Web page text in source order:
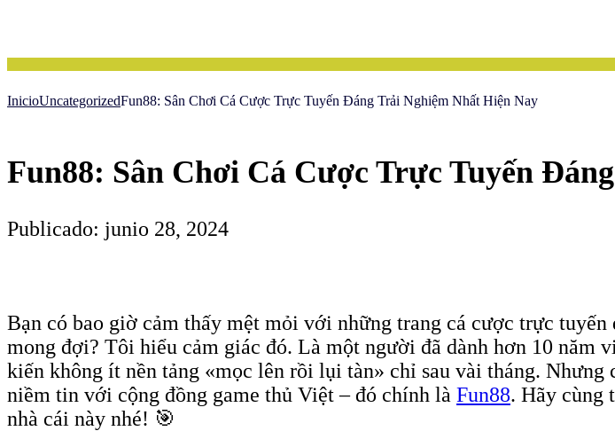
InicioUncategorizedFun88: Sân Chơi Cá Cược Trực Tuyến Đáng Trải Nghiệm Nhất Hiện Nay
Fun88: Sân Chơi Cá Cược Trực Tuyến
Publicado: junio 28, 2024
Bạn có bao giờ cảm thấy mệt mỏi với những trang cá cược trực
mong đợi? Tôi hiểu cảm giác đó. Là một người đã dành hơn 10 năm
kiến không ít nền tảng «mọc lên rồi lụi tàn» chỉ sau vài tháng.
niềm tin với cộng đồng game thủ Việt – đó chính là Fun88. Hãy cùng
nhà cái này nhé! 🎯